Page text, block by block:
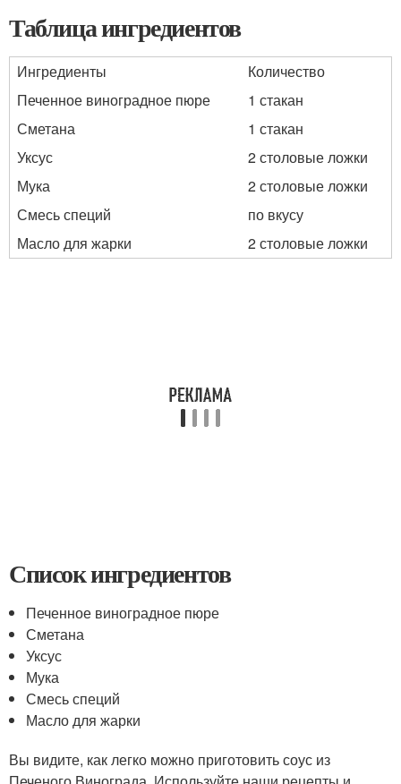
Таблица ингредиентов
Ингредиенты
Количество
Печенное виноградное пюре
1 стакан
Сметана
1 стакан
Уксус
2 столовые ложки
Мука
2 столовые ложки
Смесь специй
по вкусу
Масло для жарки
2 столовые ложки
Список ингредиентов
Печенное виноградное пюре
Сметана
Уксус
Мука
Смесь специй
Масло для жарки
Вы видите, как легко можно приготовить соус из